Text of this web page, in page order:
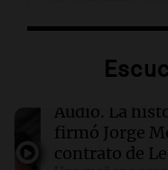
Sociedad
acompañó a
11:02 Panorama
Audio. La
firmó Jorge
contrato de